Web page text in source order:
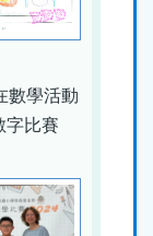
數學活動
字比賽